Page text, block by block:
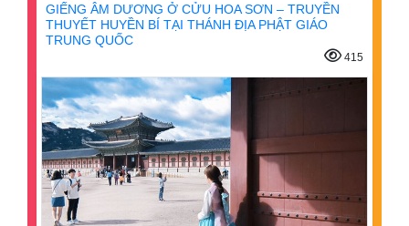
GIẾNG ÂM DƯƠNG Ở CỬU HOA SƠN – TRUYỀN
THUYẾT HUYỀN BÍ TẠI THÁNH ĐỊA PHẬT GIÁO
TRUNG QUỐC
415